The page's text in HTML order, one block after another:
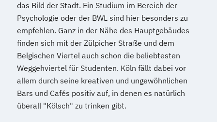
das Bild der Stadt. Ein Studium im Bereich der
Psychologie oder der BWL sind hier besonders zu
empfehlen. Ganz in der Nähe des Hauptgebäudes
finden sich mit der Zülpicher Straße und dem
Belgischen Viertel auch schon die beliebtesten
Weggehviertel für Studenten. Köln fällt dabei vor
allem durch seine kreativen und ungewöhnlichen
Bars und Cafés positiv auf, in denen es natürlich
überall "Kölsch" zu trinken gibt.